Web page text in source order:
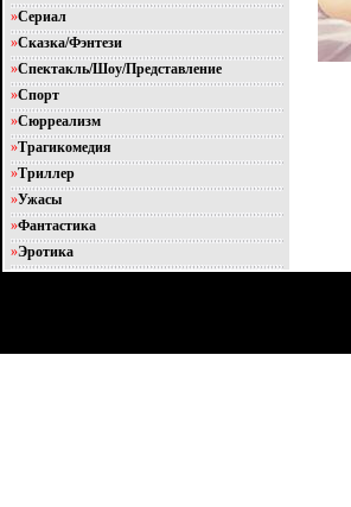
»Сериал
»Сказка/Фэнтези
»Спектакль/Шоу/Представление
»Спорт
»Сюрреализм
»Трагикомедия
»Триллер
»Ужасы
»Фантастика
»Эротика